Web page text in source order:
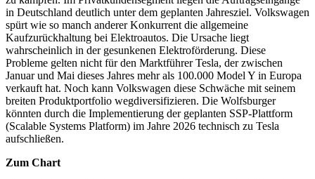
in Deutschland deutlich unter dem geplanten Jahresziel. Volkswagen
spürt wie so manch anderer Konkurrent die allgemeine
Kaufzurückhaltung bei Elektroautos. Die Ursache liegt
wahrscheinlich in der gesunkenen Elektroförderung. Diese
Probleme gelten nicht für den Marktführer Tesla, der zwischen
Januar und Mai dieses Jahres mehr als 100.000 Model Y in Europa
verkauft hat. Noch kann Volkswagen diese Schwäche mit seinem
breiten Produktportfolio wegdiversifizieren. Die Wolfsburger
könnten durch die Implementierung der geplanten SSP-Plattform
(Scalable Systems Platform) im Jahre 2026 technisch zu Tesla
aufschließen.
Zum Chart